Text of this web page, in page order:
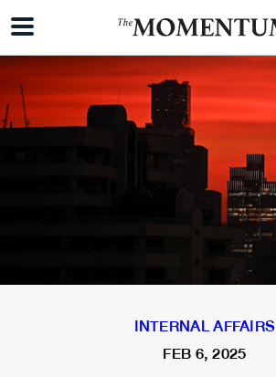
INTERNAL AFFAIRS
FEB 6, 2025